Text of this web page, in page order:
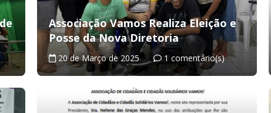
Associação Vamos Realiza Eleição e
Posse da Nova Diretoria
20 de Março de 2025 1 comentário(s)